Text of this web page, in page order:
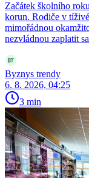
Začátek školního
korun. Rodiče v
mimořádnou
nezvládnou zaplatit
Byznys trendy
6. 8. 2026, 04:25
3 min